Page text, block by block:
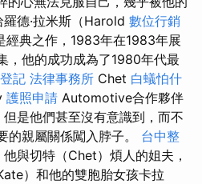
羅德·拉米斯（Harold 數位行銷
經典之作，1983年在1983年展
，他的成功成為了1980年代最
記 法律事務所 Chet 白蟻怕什
護照申請 Automotive合作夥伴
但是他們甚至沒有意識到，而不
的親屬關係闖入脖子。 台中整
他與切特（Chet）煩人的姐夫，
）和他的雙胞胎女孩卡拉